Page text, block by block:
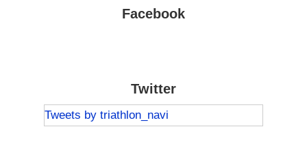
Facebook
Twitter
Tweets by triathlon_navi